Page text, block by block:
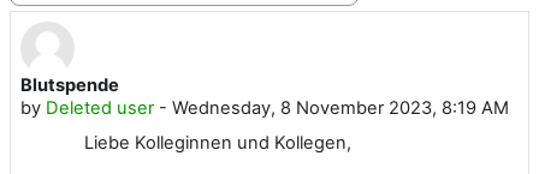
Blutspende
by Deleted user- Wednesday, 8 November 2023, 8:19 AM
Number of replies: 0
Liebe Kolleginnen und Kollegen,